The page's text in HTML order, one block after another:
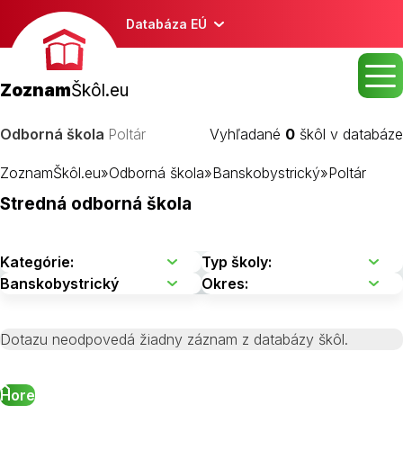
Databáza EÚ
ZoznamŠkôl.eu
Odborná škola Poltár Vyhľadané 0 škôl v databáze
ZoznamŠkôl.eu»Odborná škola»Banskobystrický»Poltár
Stredná odborná škola
Dotazu neodpovedá žiadny záznam z databázy škôl.
Hore